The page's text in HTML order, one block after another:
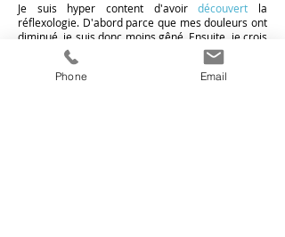
Je suis hyper content d'avoirdécouvert la
réflexologie. D'abord parce que mes douleurs ont
diminué, je suis donc moins gêné. Ensuite, je crois
que petit à petit, au fil des séances, j'ai pris
consciencede la cause de ces douleurs.
Nicolas
Phone Email